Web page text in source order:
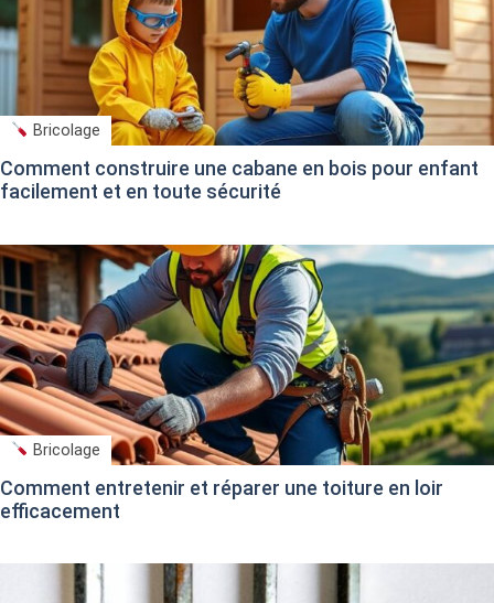
Bricolage
Comment construire une cabane en bois pour enfant
facilement et en toute sécurité
Bricolage
Comment entretenir et réparer une toiture en loir
efficacement